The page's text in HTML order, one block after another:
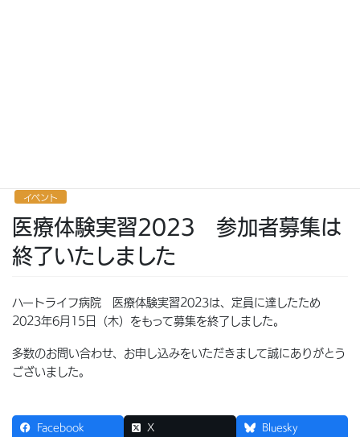
イベント
医療体験実習2023 参加者募集は
終了いたしました
ハートライフ病院 医療体験実習2023は、定員に達したため
2023年6月15日（木）をもって募集を終了しました。
多数のお問い合わせ、お申し込みをいただきまして誠にありがとう
ございました。
Facebook X Bluesky